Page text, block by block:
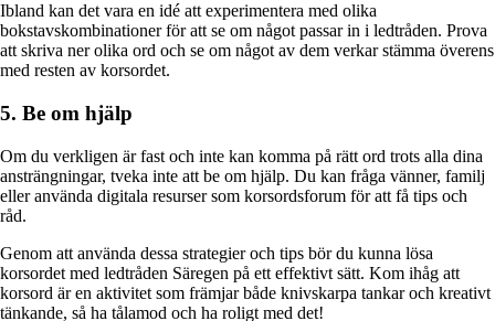
Ibland kan det vara en idé att experimentera med olika
bokstavskombinationer för att se om något passar in i ledtråden. Prova
att skriva ner olika ord och se om något av dem verkar stämma överens
med resten av korsordet.
5. Be om hjälp
Om du verkligen är fast och inte kan komma på rätt ord trots alla dina
ansträngningar, tveka inte att be om hjälp. Du kan fråga vänner, familj
eller använda digitala resurser som korsordsforum för att få tips och
råd.
Genom att använda dessa strategier och tips bör du kunna lösa
korsordet med ledtråden Säregen på ett effektivt sätt. Kom ihåg att
korsord är en aktivitet som främjar både knivskarpa tankar och kreativt
tänkande, så ha tålamod och ha roligt med det!